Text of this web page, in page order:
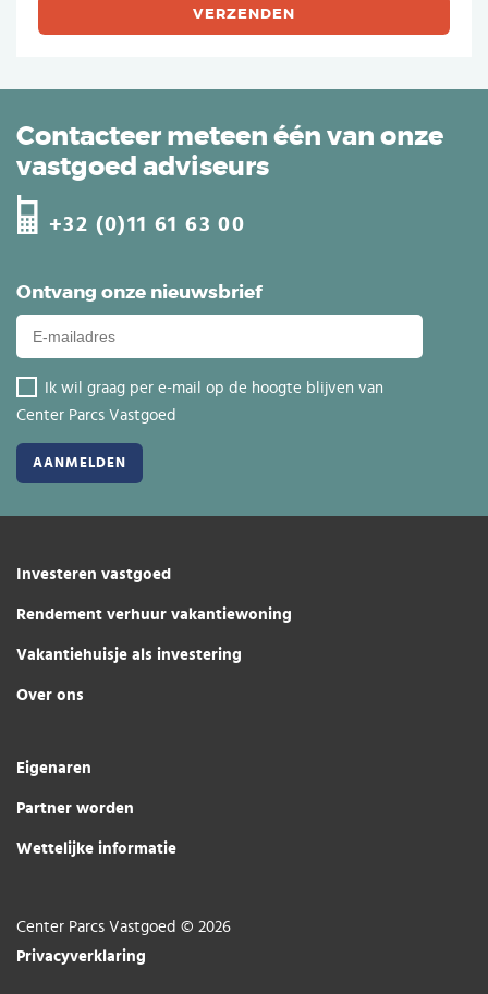
Ontvang onze nieuwsbrief
Ik wil graag per e-mail op de hoogte blijven van
Center Parcs Vastgoed
Contacteer meteen één van onze
vastgoed adviseurs
+32 (0)11 61 63 00
Investeren vastgoed
Rendement verhuur vakantiewoning
Vakantiehuisje als investering
Over ons
Eigenaren
Partner worden
Wettelijke informatie
Center Parcs Vastgoed © 2026
Privacyverklaring